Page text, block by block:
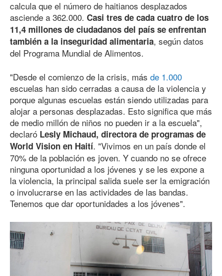
calcula que el número de haitianos desplazados
asciende a 362.000. Casi tres de cada cuatro de los
11,4 millones de ciudadanos del país se enfrentan
también a la inseguridad alimentaria, según datos
del Programa Mundial de Alimentos.
"Desde el comienzo de la crisis, más de 1.000
escuelas han sido cerradas a causa de la violencia y
porque algunas escuelas están siendo utilizadas para
alojar a personas desplazadas. Esto significa que más
de medio millón de niños no pueden ir a la escuela",
declaró Lesly Michaud, directora de programas de
World Vision en Haití. "Vivimos en un país donde el
70% de la población es joven. Y cuando no se ofrece
ninguna oportunidad a los jóvenes y se les expone a
la violencia, la principal salida suele ser la emigración
o involucrarse en las actividades de las bandas.
Tenemos que dar oportunidades a los jóvenes".